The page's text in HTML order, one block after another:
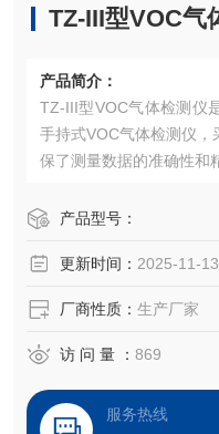
TZ-III型VOC气
产品简介：
TZ-III型VOC气体检测仪
手持式VOC气体检测仪
保了测量数据的准确性和
产品型号：
更新时间： 2025-11-13
厂商性质： 生产厂家
访 问 量 ： 869
服务热线